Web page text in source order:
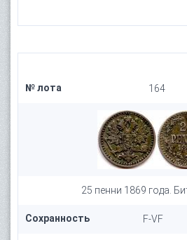
№ лота 164
25 пенни 1869 года.
Сохранность F-VF